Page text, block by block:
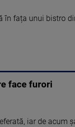
în fața unui bistro
face furori
iar de acum